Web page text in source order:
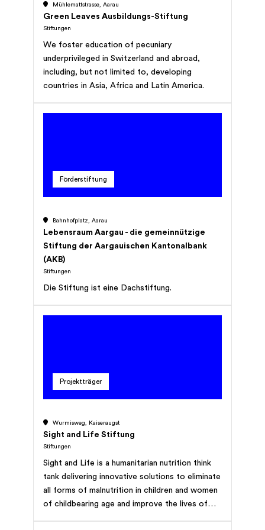
und erstrebt keinen Gewinn.
Mühlemattstrasse, Aarau
Green Leaves Ausbildungs-Stiftung
Stiftungen
We foster education of pecuniary
underprivileged in Switzerland and abroad,
including, but not limited to, developing
countries in Asia, Africa and Latin America.
Förderstiftung
Bahnhofplatz, Aarau
Lebensraum Aargau - die gemeinnützige
Stiftung der Aargauischen Kantonalbank
(AKB)
Stiftungen
Die Stiftung ist eine Dachstiftung.
Projektträger
Wurmisweg, Kaiseraugst
Sight and Life Stiftung
Stiftungen
Sight and Life is a humanitarian nutrition think
tank delivering innovative solutions to eliminate
all forms of malnutrition in children and women
of childbearing age and improve the lives of